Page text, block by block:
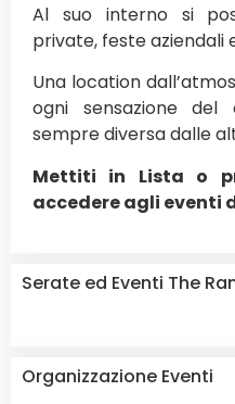
Al suo interno si
private, feste aziendali
Una location
ogni sensazione
sempre diversa dalle
Mettiti in Lista o
accedere agli eventi
Serate ed Eventi The
Organizzazione Eventi